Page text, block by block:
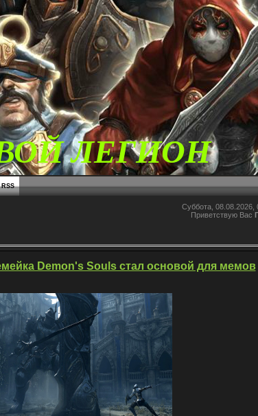
ЛЕГИОН
RSS
Суббота, 08.08.2026,
Приветствую Вас
Demon's Souls стал основой для мемов